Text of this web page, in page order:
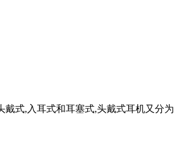
式,入耳式和耳塞式,头戴式耳机又分